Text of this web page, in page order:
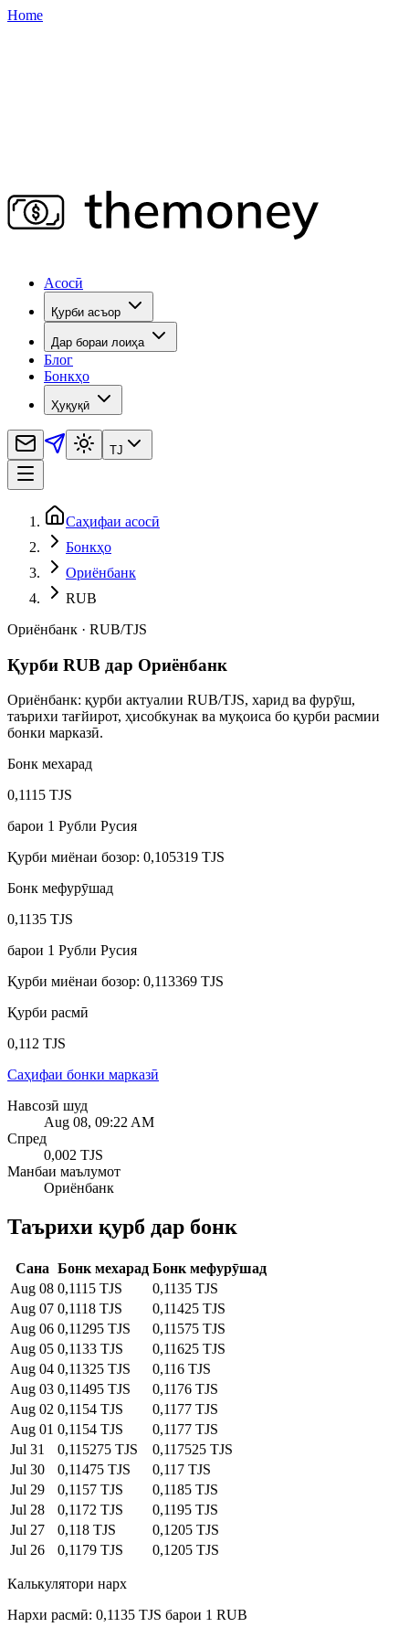
Home
Асосӣ
Қурби асъор
Дар бораи лоиҳа
Блог
Бонкҳо
Ҳуқуқӣ
TJ
Саҳифаи асосӣ
Бонкҳо
Ориёнбанк
RUB
Ориёнбанк · RUB/TJS
Қурби RUB дар Ориёнбанк
Ориёнбанк: қурби актуалии RUB/TJS, харид ва фурӯш,
таърихи тағйирот, ҳисобкунак ва муқоиса бо қурби расмии
бонки марказӣ.
Бонк мехарад
0,1115 TJS
барои 1 Рубли Русия
Қурби миёнаи бозор: 0,105319 TJS
Бонк мефурӯшад
0,1135 TJS
барои 1 Рубли Русия
Қурби миёнаи бозор: 0,113369 TJS
Қурби расмӣ
0,112 TJS
Саҳифаи бонки марказӣ
Навсозӣ шуд
Aug 08, 09:22 AM
Спред
0,002 TJS
Манбаи маълумот
Ориёнбанк
Таърихи қурб дар бонк
Сана Бонк мехарад Бонк мефурӯшад
Aug 08 0,1115 TJS
0,1135 TJS
Aug 07 0,1118 TJS
0,11425 TJS
Aug 06 0,11295 TJS
0,11575 TJS
Aug 05 0,1133 TJS
0,11625 TJS
Aug 04 0,11325 TJS
0,116 TJS
Aug 03 0,11495 TJS
0,1176 TJS
Aug 02 0,1154 TJS
0,1177 TJS
Aug 01 0,1154 TJS
0,1177 TJS
Jul 31
0,115275 TJS
0,117525 TJS
Jul 30
0,11475 TJS
0,117 TJS
Jul 29
0,1157 TJS
0,1185 TJS
Jul 28
0,1172 TJS
0,1195 TJS
Jul 27
0,118 TJS
0,1205 TJS
Jul 26
0,1179 TJS 0,1205 TJS
Калькулятори нарх
Нархи расмӣ: 0,1135 TJS барои 1 RUB